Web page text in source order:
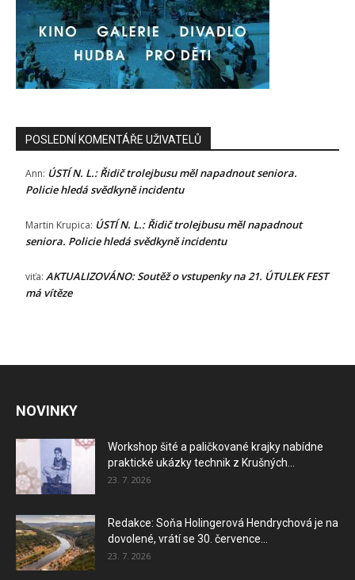
POSLEDNÍ KOMENTÁŘE UŽIVATELŮ
Ann: ÚSTÍ N. L.: Řidič trolejbusu měl napadnout seniora.
Policie hledá svědkyně incidentu
Martin Krupica: ÚSTÍ N. L.: Řidič trolejbusu měl napadnout
seniora. Policie hledá svědkyně incidentu
viťa: AKTUALIZOVÁNO: Soutěž o vstupenky na 21. ÚTULEK FEST
má vítěze
NOVINKY
Workshop šité a paličkované krajky nabídne
praktické ukázky technik z Krušných...
23. 7. 2026
Redakce: Soňa Holingerová Hendrychová je na
dovolené, vrátí se 30. července...
23. 7. 2026